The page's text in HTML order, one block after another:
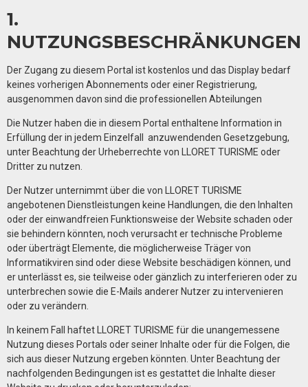
1.
NUTZUNGSBESCHRÄNKUNGEN
Der Zugang zu diesem Portal ist kostenlos und das Display bedarf
keines vorherigen Abonnements oder einer Registrierung,
ausgenommen davon sind die professionellen Abteilungen
Die Nutzer haben die in diesem Portal enthaltene Information in
Erfüllung der in jedem Einzelfall anzuwendenden Gesetzgebung,
unter Beachtung der Urheberrechte von
LLORET TURISME oder
Dritter zu nutzen.
Der Nutzer unternimmt über die von
LLORET TURISME
angebotenen Dienstleistungen keine Handlungen, die den Inhalten
oder der einwandfreien Funktionsweise der Website schaden oder
sie behindern könnten, noch verursacht er technische Probleme
oder überträgt Elemente, die möglicherweise Träger von
Informatikviren sind oder diese Website beschädigen können, und
er unterlässt es, sie teilweise oder gänzlich zu interferieren oder zu
unterbrechen sowie die E-Mails anderer Nutzer zu intervenieren
oder zu verändern.
In keinem Fall haftet LLORET TURISME für die unangemessene
Nutzung dieses Portals oder seiner Inhalte oder für die Folgen, die
sich aus dieser Nutzung ergeben könnten. Unter Beachtung der
nachfolgenden Bedingungen ist es gestattet die Inhalte dieser